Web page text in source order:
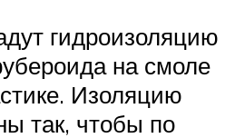
гидроизоляцию
на смоле
Изоляцию
так, чтобы по